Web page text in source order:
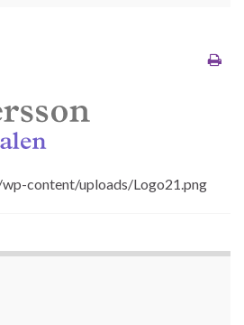
content/uploads/Logo21.png